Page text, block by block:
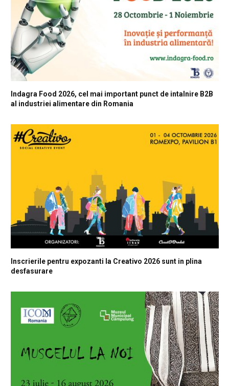
Indagra Food 2026, cel mai important punct de intalnire B2B
al industriei alimentare din Romania
Inscrierile pentru expozanti la Creativo 2026 sunt in plina
desfasurare